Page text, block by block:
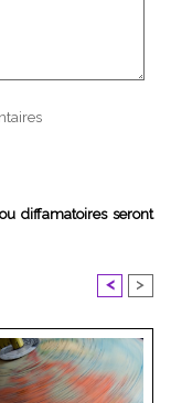
diffamatoires seront
< >